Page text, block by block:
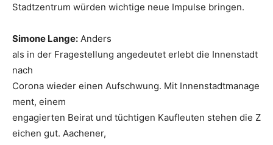
Stadtzentrum würden wichtige neue Impulse bringen.
Simone Lange: Anders
als in der Fragestellung angedeutet erlebt die Innenstadt
nach
Corona wieder einen Aufschwung. Mit Innenstadtmanage
ment, einem
engagierten Beirat und tüchtigen Kaufleuten stehen die Z
eichen gut. Aachener,